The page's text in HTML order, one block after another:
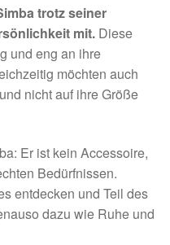
trotz seiner
mit. Diese
und eng an ihre
möchten auch
nicht auf ihre Größe
Er ist kein Accessoire,
Bedürfnissen.
entdecken und Teil des
dazu wie Ruhe und